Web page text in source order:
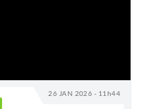
26 JAN 2026 - 11h44